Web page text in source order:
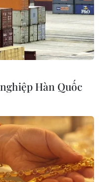
giải" giữa các bên tại
Hàn Quốc